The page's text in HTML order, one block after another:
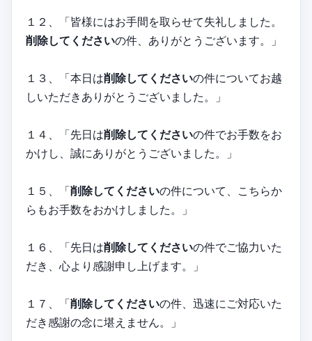
１２、「皆様にはお手間を取らせて失礼しました。
削除してくださいの件、ありがとうございます。」
１３、「本日は削除してくださいの件についてお越
しいただきありがとうございました。」
１４、「先日は削除してくださいの件でお手数をお
かけし、誠にありがとうございました。」
１５、「削除してくださいの件について、こちらか
らもお手数をおかけしました。」
１６、「先日は削除してくださいの件でご協力いた
だき、心より感謝申し上げます。」
１７、「削除してくださいの件、迅速にご対応いた
だき感謝の念に堪えません。」